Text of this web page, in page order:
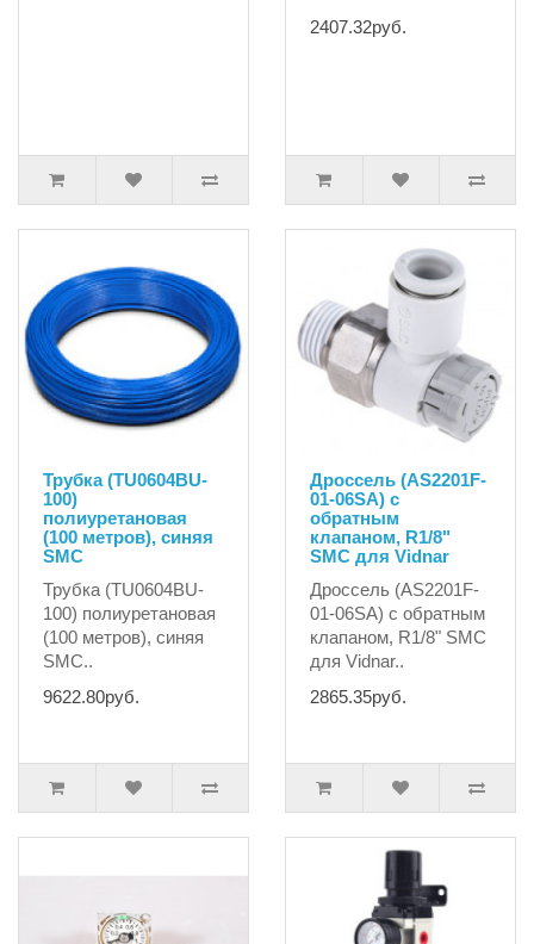
2407.32руб.
Трубка (TU0604BU-
100)
полиуретановая
(100 метров), синяя
SMC
Трубка (TU0604BU-
100) полиуретановая
(100 метров), синяя
SMC..
9622.80руб.
Дроссель (AS2201F-
01-06SA) с
обратным
клапаном, R1/8"
SMC для Vidnar
Дроссель (AS2201F-
01-06SA) с обратным
клапаном, R1/8" SMC
для Vidnar..
2865.35руб.